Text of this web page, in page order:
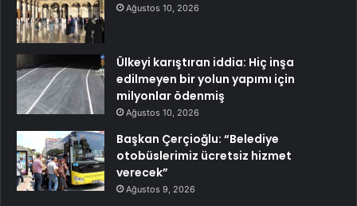
Ağustos 10, 2026
Ülkeyi karıştıran iddia: Hiç inşa
edilmeyen bir yolun yapımı için
milyonlar ödenmiş
Ağustos 10, 2026
Başkan Çerçioğlu: “Belediye
otobüslerimiz ücretsiz hizmet
verecek”
Ağustos 9, 2026